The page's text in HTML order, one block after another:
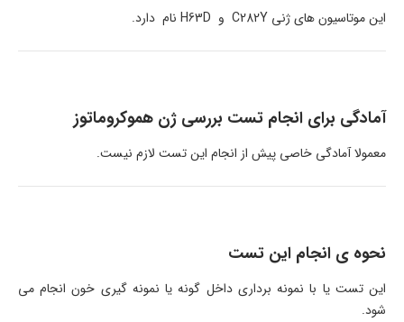
این موتاسیون های ژنی C282Y و H63D نام دارد.
آمادگی برای انجام تست بررسی ژن هموکروماتوز
معمولا آمادگی خاصی پیش از انجام این تست لازم نیست.
نحوه ی انجام این تست
این تست یا با نمونه برداری داخل گونه یا نمونه گیری خون انجام می
شود.